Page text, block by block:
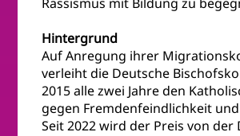
Hintergrund
Auf Anregung ihrer
verleiht die Deutsche
2015 alle zwei Jahre den
gegen Fremdenfeindlichkeit und
Seit 2022 wird der Preis von der